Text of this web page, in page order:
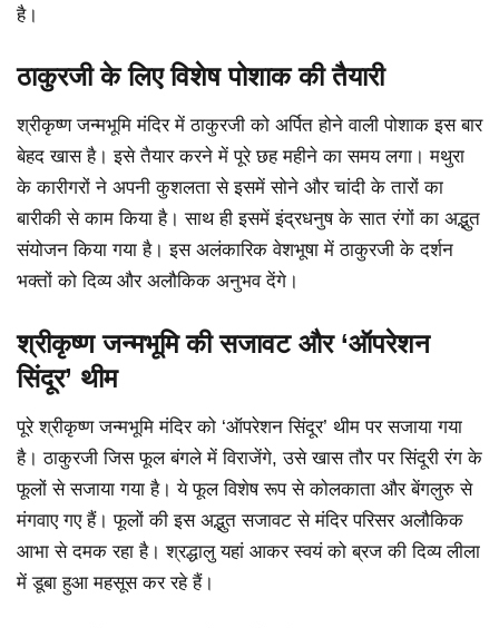
है।
ठाकुरजी के लिए विशेष पोशाक की तैयारी
श्रीकृष्ण जन्मभूमि मंदिर में ठाकुरजी को अर्पित होने वाली पोशाक इस बार
बेहद खास है। इसे तैयार करने में पूरे छह महीने का समय लगा। मथुरा
के कारीगरों ने अपनी कुशलता से इसमें सोने और चांदी के तारों का
बारीकी से काम किया है। साथ ही इसमें इंद्रधनुष के सात रंगों का अद्भुत
संयोजन किया गया है। इस अलंकारिक वेशभूषा में ठाकुरजी के दर्शन
भक्तों को दिव्य और अलौकिक अनुभव देंगे।
श्रीकृष्ण जन्मभूमि की सजावट और ‘ऑपरेशन
सिंदूर’ थीम
पूरे श्रीकृष्ण जन्मभूमि मंदिर को ‘ऑपरेशन सिंदूर’ थीम पर सजाया गया
है। ठाकुरजी जिस फूल बंगले में विराजेंगे, उसे खास तौर पर सिंदूरी रंग के
फूलों से सजाया गया है। ये फूल विशेष रूप से कोलकाता और बेंगलुरु से
मंगवाए गए हैं। फूलों की इस अद्भुत सजावट से मंदिर परिसर अलौकिक
आभा से दमक रहा है। श्रद्धालु यहां आकर स्वयं को ब्रज की दिव्य लीला
में डूबा हुआ महसूस कर रहे हैं।